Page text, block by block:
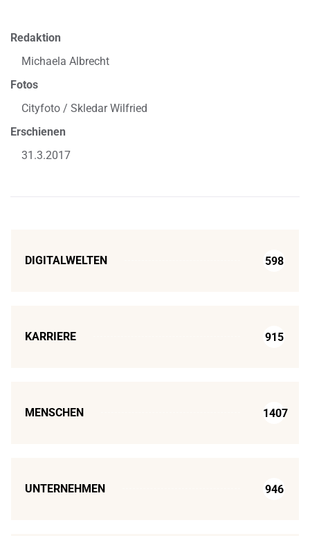
Redaktion
Michaela Albrecht
Fotos
Cityfoto / Skledar Wilfried
Erschienen
31.3.2017
DIGITALWELTEN 598
KARRIERE 915
MENSCHEN 1407
UNTERNEHMEN 946